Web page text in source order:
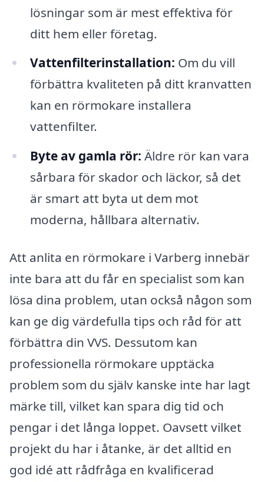
lösningar som är mest effektiva för
ditt hem eller företag.
Vattenfilterinstallation: Om du vill
förbättra kvaliteten på ditt kranvatten
kan en rörmokare installera
vattenfilter.
Byte av gamla rör: Äldre rör kan vara
sårbara för skador och läckor, så det
är smart att byta ut dem mot
moderna, hållbara alternativ.
Att anlita en rörmokare i Varberg innebär
inte bara att du får en specialist som kan
lösa dina problem, utan också någon som
kan ge dig värdefulla tips och råd för att
förbättra din VVS. Dessutom kan
professionella rörmokare upptäcka
problem som du själv kanske inte har lagt
märke till, vilket kan spara dig tid och
pengar i det långa loppet. Oavsett vilket
projekt du har i åtanke, är det alltid en
god idé att rådfråga en kvalificerad